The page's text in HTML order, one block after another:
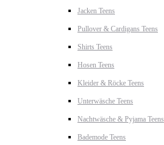
Jacken Teens
Pullover & Cardigans Teens
Shirts Teens
Hosen Teens
Kleider & Röcke Teens
Unterwäsche Teens
Nachtwäsche & Pyjama Teens
Bademode Teens